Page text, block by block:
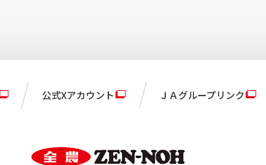
公式Xアカウント ＪＡグループリンク